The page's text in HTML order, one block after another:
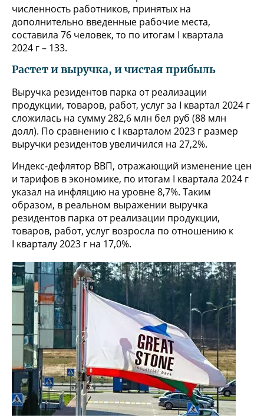
численность работников, принятых на
дополнительно введенные рабочие места,
составила 76 человек, то по итогам I квартала
2024 г – 133.
Растет и выручка, и чистая прибыль
Выручка резидентов парка от реализации
продукции, товаров, работ, услуг за I квартал 2024 г
сложилась на сумму 282,6 млн бел руб (88 млн
долл). По сравнению с I кварталом 2023 г размер
выручки резидентов увеличился на 27,2%.
Индекс-дефлятор ВВП, отражающий изменение цен
и тарифов в экономике, по итогам I квартала 2024 г
указал на инфляцию на уровне 8,7%. Таким
образом, в реальном выражении выручка
резидентов парка от реализации продукции,
товаров, работ, услуг возросла по отношению к
I кварталу 2023 г на 17,0%.